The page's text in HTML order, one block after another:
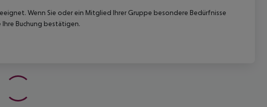
Wenn Sie oder ein Mitglied Ihrer Gruppe besondere Bedürfnisse
Ihre Buchung bestätigen.